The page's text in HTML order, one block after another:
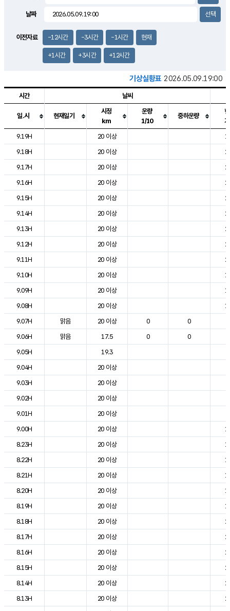
1.1m/s
날짜
이전자료 -12시간 -3시간 -1시간 현재
+1시간 +3시간 +12시간
기상실황표 2026.05.09.19:00
도시별 기상실황표로 지점, 날씨, 기온, 강수, 바람, 기압등을 안내한 표입
시간 날씨
일.시 현재일기
시정
km
운량
1/10
중하운량
9.19H
20 이상
9.18H
20 이상
9.17H
20 이상
9.16H
20 이상
9.15H
20 이상
9.14H
20 이상
9.13H
20 이상
9.12H
20 이상
9.11H
20 이상
9.10H
20 이상
9.09H
20 이상
9.08H
20 이상
9.07H
맑음 20 이상 0 0
9.06H
맑음 17.5 0 0
9.05H
19.3
9.04H
20 이상
9.03H
20 이상
9.02H
20 이상
9.01H
20 이상
9.00H
20 이상
8.23H
20 이상
8.22H
20 이상
8.21H
20 이상
8.20H
20 이상
8.19H
20 이상
8.18H
20 이상
8.17H
20 이상
8.16H
20 이상
8.15H
20 이상
8.14H
20 이상
8.13H
20 이상